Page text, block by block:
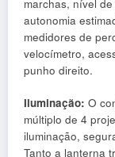
marchas, nível
autonomia
medidores de
velocímetro,
punho direito.
Iluminação: O
múltiplo de 4
iluminação,
Tanto a lanterna